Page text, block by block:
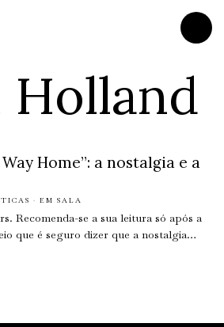
Holland
Home”: a nostalgia e a
· EM SALA
Recomenda-se a sua leitura só após a
que é seguro dizer que a nostalgia…